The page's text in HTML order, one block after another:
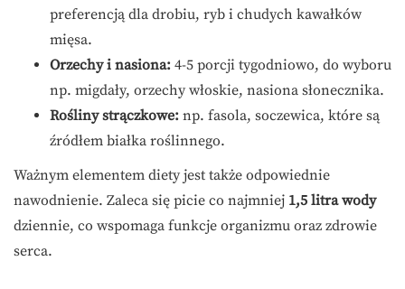
preferencją dla drobiu, ryb i chudych kawałków
mięsa.
Orzechy i nasiona: 4-5 porcji tygodniowo, do wyboru
np. migdały, orzechy włoskie, nasiona słonecznika.
Rośliny strączkowe: np. fasola, soczewica, które są
źródłem białka roślinnego.
Ważnym elementem diety jest także odpowiednie
nawodnienie. Zaleca się picie co najmniej 1,5 litra wody
dziennie, co wspomaga funkcje organizmu oraz zdrowie
serca.